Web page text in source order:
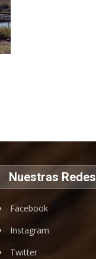
Nuestras Redes
Facebook
Instagram
Twitter